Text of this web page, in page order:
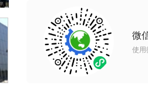
微
使用